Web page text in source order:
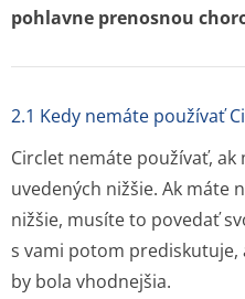
pohlavne prenosnou
2.1 Kedy nemáte používať
Circlet nemáte používať,
uvedených nižšie. Ak máte
nižšie, musíte to povedať
s vami potom
by bola vhodnejšia.